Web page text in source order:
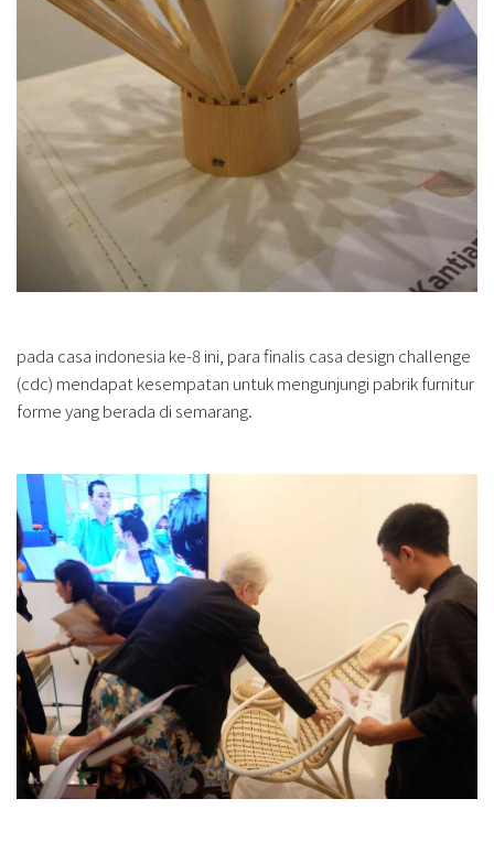
pada casa indonesia ke-8 ini, para finalis casa design challenge
(cdc) mendapat kesempatan untuk mengunjungi pabrik furnitur
forme yang berada di semarang.